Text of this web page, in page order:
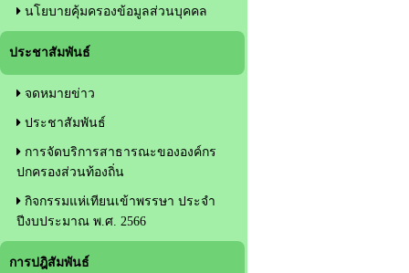
นโยบายคุ้มครองข้อมูลส่วนบุคคล
ประชาสัมพันธ์
จดหมายข่าว
ประชาสัมพันธ์
การจัดบริการสาธารณะขององค์กร
ปกครองส่วนท้องถิ่น
กิจกรรมแห่เทียนเข้าพรรษา ประจำ
ปีงบประมาณ พ.ศ. 2566
การปฎิสัมพันธ์